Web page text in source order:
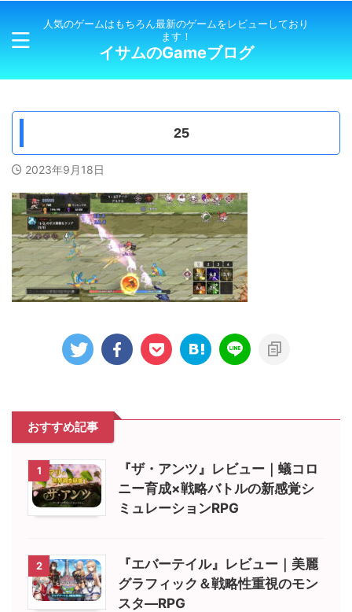
人気のゲームはもちろん最新のゲームをレビューしており
ます！
イサムのGameブログ
25
2023年9月18日
おすすめ記事
1
『ザ・アンツ』レビュー｜蟻コロ
ニー育成×戦略バトルの新感覚シ
ミュレーションRPG
2
『エバーテイル』レビュー｜美麗
グラフィック＆戦略性重視のモン
スタ―RPG